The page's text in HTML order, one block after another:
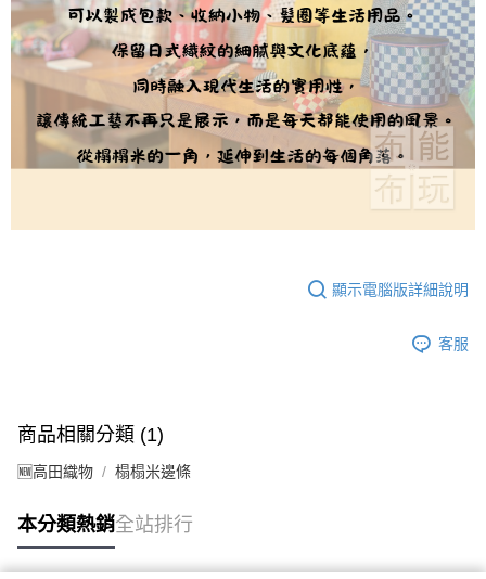
顯示電腦版詳細說明
客服
商品相關分類 (1)
🆕高田織物 榻榻米邊條
本分類熱銷全站排行